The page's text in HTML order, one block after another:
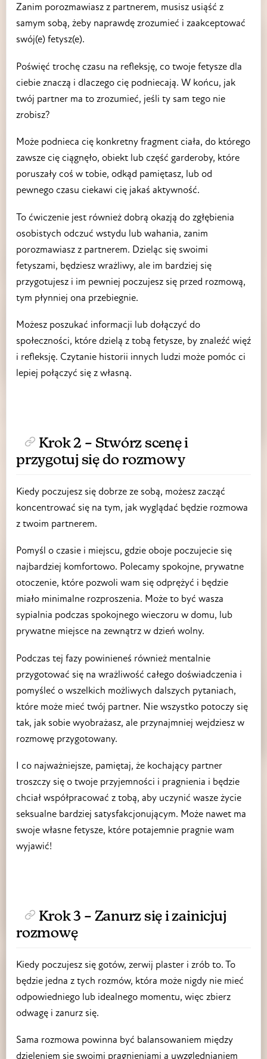
Zanim porozmawiasz z partnerem, musisz usiąść z
samym sobą, żeby naprawdę zrozumieć i zaakceptować
swój(e) fetysz(e).
Poświęć trochę czasu na refleksję, co twoje fetysze dla
ciebie znaczą i dlaczego cię podniecają. W końcu, jak
twój partner ma to zrozumieć, jeśli ty sam tego nie
zrobisz?
Może podnieca cię konkretny fragment ciała, do którego
zawsze cię ciągnęło, obiekt lub część garderoby, które
poruszały coś w tobie, odkąd pamiętasz, lub od
pewnego czasu ciekawi cię jakaś aktywność.
To ćwiczenie jest również dobrą okazją do zgłębienia
osobistych odczuć wstydu lub wahania, zanim
porozmawiasz z partnerem. Dzieląc się swoimi
fetyszami, będziesz wrażliwy, ale im bardziej się
przygotujesz i im pewniej poczujesz się przed rozmową,
tym płynniej ona przebiegnie.
Możesz poszukać informacji lub dołączyć do
społeczności, które dzielą z tobą fetysze, by znaleźć więź
i refleksję. Czytanie historii innych ludzi może pomóc ci
lepiej połączyć się z własną.
Krok 2 – Stwórz scenę i
przygotuj się do rozmowy
Kiedy poczujesz się dobrze ze sobą, możesz zacząć
koncentrować się na tym, jak wyglądać będzie rozmowa
z twoim partnerem.
Pomyśl o czasie i miejscu, gdzie oboje poczujecie się
najbardziej komfortowo. Polecamy spokojne, prywatne
otoczenie, które pozwoli wam się odprężyć i będzie
miało minimalne rozproszenia. Może to być wasza
sypialnia podczas spokojnego wieczoru w domu, lub
prywatne miejsce na zewnątrz w dzień wolny.
Podczas tej fazy powinieneś również mentalnie
przygotować się na wrażliwość całego doświadczenia i
pomyśleć o wszelkich możliwych dalszych pytaniach,
które może mieć twój partner. Nie wszystko potoczy się
tak, jak sobie wyobrażasz, ale przynajmniej wejdziesz w
rozmowę przygotowany.
I co najważniejsze, pamiętaj, że kochający partner
troszczy się o twoje przyjemności i pragnienia i będzie
chciał współpracować z tobą, aby uczynić wasze życie
seksualne bardziej satysfakcjonującym. Może nawet ma
swoje własne fetysze, które potajemnie pragnie wam
wyjawić!
Krok 3 – Zanurz się i zainicjuj
rozmowę
Kiedy poczujesz się gotów, zerwij plaster i zrób to. To
będzie jedna z tych rozmów, która może nigdy nie mieć
odpowiedniego lub idealnego momentu, więc zbierz
odwagę i zanurz się.
Sama rozmowa powinna być balansowaniem między
dzieleniem się swoimi pragnieniami a uwzględnianiem